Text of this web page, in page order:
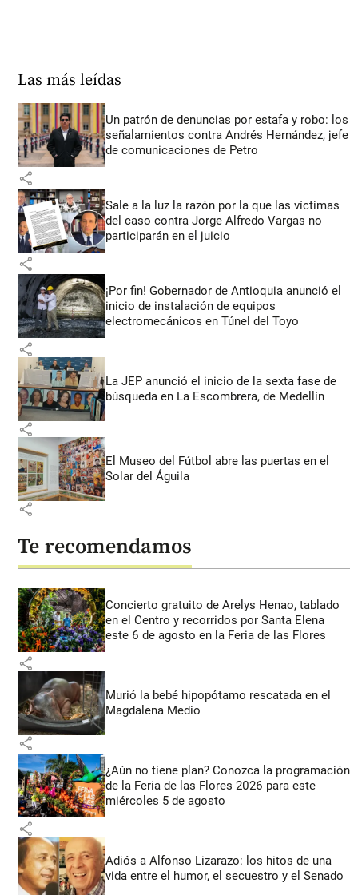
Las más leídas
Un patrón de denuncias por estafa y robo: los
señalamientos contra Andrés Hernández, jefe
de comunicaciones de Petro
share
Sale a la luz la razón por la que las víctimas
del caso contra Jorge Alfredo Vargas no
participarán en el juicio
share
¡Por fin! Gobernador de Antioquia anunció el
inicio de instalación de equipos
electromecánicos en Túnel del Toyo
share
La JEP anunció el inicio de la sexta fase de
búsqueda en La Escombrera, de Medellín
share
El Museo del Fútbol abre las puertas en el
Solar del Águila
share
Te recomendamos
Concierto gratuito de Arelys Henao, tablado
en el Centro y recorridos por Santa Elena
este 6 de agosto en la Feria de las Flores
share
Murió la bebé hipopótamo rescatada en el
Magdalena Medio
share
¿Aún no tiene plan? Conozca la programación
de la Feria de las Flores 2026 para este
miércoles 5 de agosto
share
Adiós a Alfonso Lizarazo: los hitos de una
vida entre el humor, el secuestro y el Senado